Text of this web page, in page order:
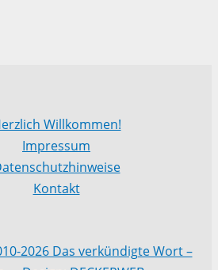
Willkommen!
Impressum
Kontakt
2026 Das verkündigte Wort –